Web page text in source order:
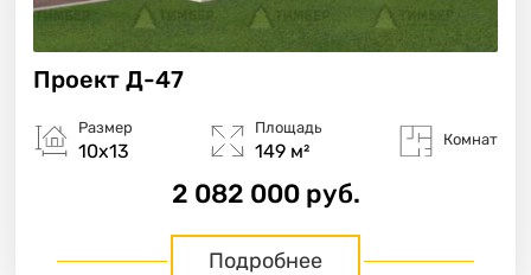
Проект Д-47
Размер
10х13
Площадь
149 м²
Комнат
2 082 000 руб.
Подробнее